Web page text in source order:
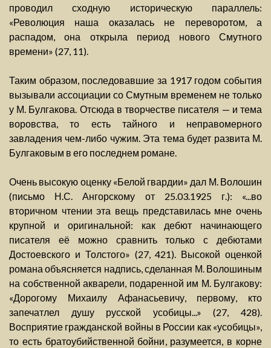
проводил сходную историческую параллель:
«Революция наша оказалась не переворотом, а
распадом, она открыла период нового Смутного
времени» (27, 11).
Таким образом, последовавшие за 1917 годом события
вызывали ассоциации со Смутным временем не только
у М. Булгакова. Отсюда в творчестве писателя — и тема
воровства, то есть тайного и неправомерного
завладения чем-либо чужим. Эта тема будет развита М.
Булгаковым в его последнем романе.
Очень высокую оценку «Белой гвардии» дал М. Волошин
(письмо Н.С. Ангорскому от 25.03.1925 г.): «...во
вторичном чтении эта вещь представилась мне очень
крупной и оригинальной: как дебют начинающего
писателя её можно сравнить только с дебютами
Достоевского и Толстого» (27, 421). Высокой оценкой
романа объясняется надпись, сделанная М. Волошиным
на собственной акварели, подаренной им М. Булгакову:
«Дорогому Михаилу Афанасьевичу, первому, кто
запечатлел душу русской усобицы...» (27, 428).
Восприятие гражданской войны в России как «усобицы»,
то есть братоубийственной бойни, разумеется, в корне